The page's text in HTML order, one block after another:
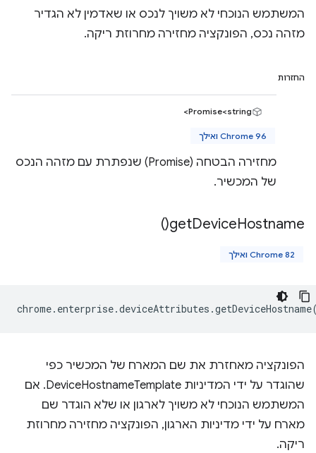
המשתמש הנוכחי לא משויך לנכס או שאדמין לא הגדיר
מזהה נכס, הפונקציה מחזירה מחרוזת ריקה.
החזרות
Promise<string>
Chrome 96 ואילך
מחזירה הבטחה (Promise) שנפתרת עם מזהה הנכס
של המכשיר.
getDeviceHostname(
)
Chrome 82 ואילך
chrome. enterprise.deviceAttributes .getDeviceHostname
הפונקציה מאחזרת את שם המארח של המכשיר כפי
שהוגדר על ידי המדיניות DeviceHostnameTemplate. אם
המשתמש הנוכחי לא משויך לארגון או שלא הוגדר שם
מארח על ידי מדיניות הארגון, הפונקציה מחזירה מחרוזת
ריקה.